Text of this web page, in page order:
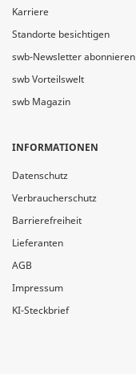
Karriere
Standorte besichtigen
swb-Newsletter abonnieren
swb Vorteilswelt
swb Magazin
INFORMATIONEN
Datenschutz
Verbraucherschutz
Barrierefreiheit
Lieferanten
AGB
Impressum
KI-Steckbrief